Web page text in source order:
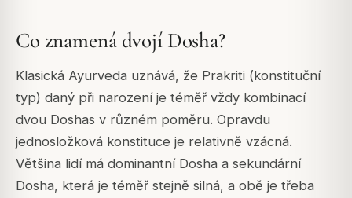
Co znamená dvojí Dosha?
Klasická Ayurveda uznává, že Prakriti (konstituční
typ) daný při narození je téměř vždy kombinací
dvou Doshas v různém poměru. Opravdu
jednosložková konstituce je relativně vzácná.
Většina lidí má dominantní Dosha a sekundární
Dosha, která je téměř stejně silná, a obě je třeba